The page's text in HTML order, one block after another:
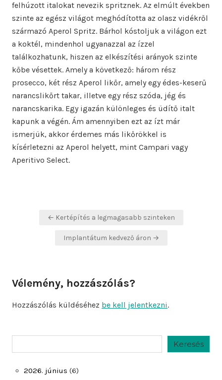
felhúzott italokat nevezik spritznek. Az elmúlt években
szinte az egész világot meghódította az olasz vidékről
származó Aperol Spritz. Bárhol kóstoljuk a világon ezt
a koktél, mindenhol ugyanazzal az ízzel
találkozhatunk, hiszen az elkészítési arányok szinte
kőbe vésettek. Amely a következő: három rész
prosecco, két rész Aperol likőr, amely egy édes-keserű
narancslikőrt takar, illetve egy rész szóda, jég és
narancskarika. Egy igazán különleges és üdítő italt
kapunk a végén. Ám amennyiben ezt az ízt már
ismerjük, akkor érdemes más likőrökkel is
kísérletezni az Aperol helyett, mint Campari vagy
Aperitivo Select.
Bejegyzés← Kertépítés a legmagasabb szinteken
Implantátum kedvező áron →
Vélemény, hozzászólás?
Hozzászólás küldéséhez be kell jelentkezni.
Keresés
2026. június (6)